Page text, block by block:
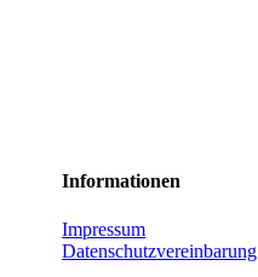
Informationen
Impressum
Datenschutzvereinbarung